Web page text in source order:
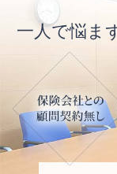
一人で悩ま